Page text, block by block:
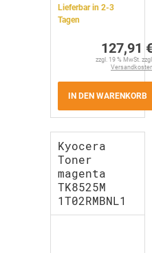
Lieferbar in 2-3
Tagen
127,91
zzgl. 19 % MwSt.
IN DEN WARENKORB
Kyocera
Toner
magenta
TK8525M
1T02RMBNL1